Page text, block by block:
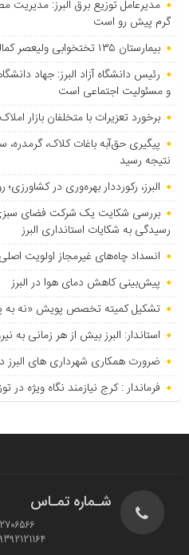
مدیرعامل توزیع برق البرز: مدیریت
گرم پیش رو است
بیمارستان ۱۳۵ تختخوابی ولیعصر کمالشهر در آستانه بهره‌برداری کامل
رئیس دانشگاه آزاد البرز: جهاد
و مسئولیت اجتماعی است
برخورد تعزیرات با متخلفان بازار املاک البرز؛ ۱۱
پیگیری حق‌آبه باغات کلاک،
نتیجه رسید
البرز، رکورددار بهره‌وری در
بررسی شکایت یک شرکت فضای
رسیدگی به شکایات استانداری البرز
انسداد چاه‌های غیرمجاز اولویت
پیش‌بینی کاهش دمای هوا در البرز
تشکیل کمیته تخصص پویش «نه به
استاندار: البرز بیش از هر زمانی به
ضرورت همکاری شهرداری های البرز
فرماندار : کرج نیازمند نگاه ویژه در
شـماره تمـاس
09392121164 فقط